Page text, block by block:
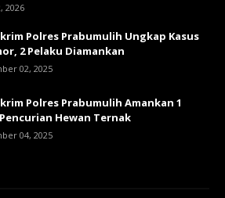
2026
Polres Prabumulih Ungkap Kasus
2 Pelaku Diamankan
02, 2025
Polres Prabumulih Amankan 1
Hewan Ternak
04, 2025